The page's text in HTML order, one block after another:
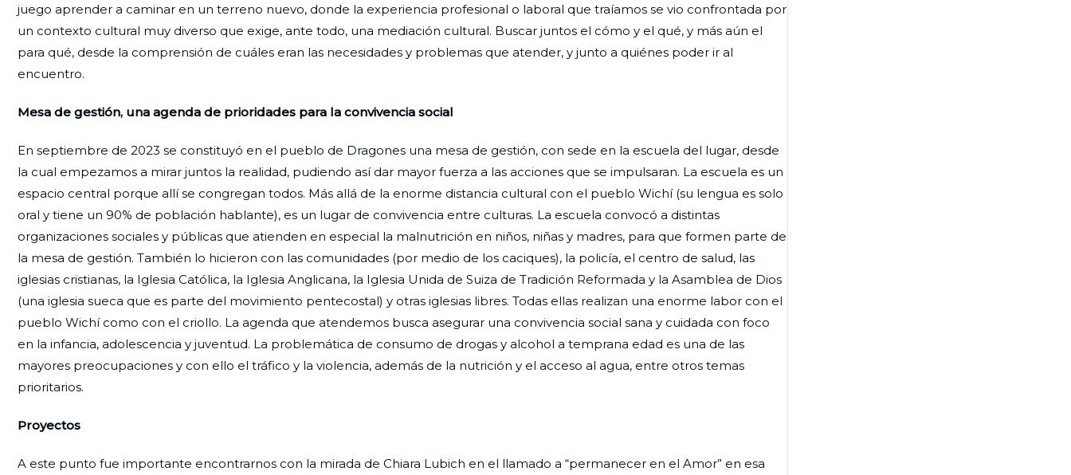
juego aprender a caminar en un terreno nuevo, donde la experiencia profesional o laboral que traíamos se vio confrontada por
un contexto cultural muy diverso que exige, ante todo, una mediación cultural. Buscar juntos el cómo y el qué, y más aún el
para qué, desde la comprensión de cuáles eran las necesidades y problemas que atender, y junto a quiénes poder ir al
encuentro.
Mesa de gestión, una agenda de prioridades para la convivencia social
En septiembre de 2023 se constituyó en el pueblo de Dragones una mesa de gestión, con sede en la escuela del lugar, desde
la cual empezamos a mirar juntos la realidad, pudiendo así dar mayor fuerza a las acciones que se impulsaran. La escuela es un
espacio central porque allí se congregan todos. Más allá de la enorme distancia cultural con el pueblo Wichí (su lengua es solo
oral y tiene un 90% de población hablante), es un lugar de convivencia entre culturas. La escuela convocó a distintas
organizaciones sociales y públicas que atienden en especial la malnutrición en niños, niñas y madres, para que formen parte de
la mesa de gestión. También lo hicieron con las comunidades (por medio de los caciques), la policía, el centro de salud, las
iglesias cristianas, la Iglesia Católica, la Iglesia Anglicana, la Iglesia Unida de Suiza de Tradición Reformada y la Asamblea de Dios
(una iglesia sueca que es parte del movimiento pentecostal) y otras iglesias libres. Todas ellas realizan una enorme labor con el
pueblo Wichí como con el criollo. La agenda que atendemos busca asegurar una convivencia social sana y cuidada con foco
en la infancia, adolescencia y juventud. La problemática de consumo de drogas y alcohol a temprana edad es una de las
mayores preocupaciones y con ello el tráfico y la violencia, además de la nutrición y el acceso al agua, entre otros temas
prioritarios.
Proyectos
A este punto fue importante encontrarnos con la mirada de Chiara Lubich en el llamado a “permanecer en el Amor” en esa